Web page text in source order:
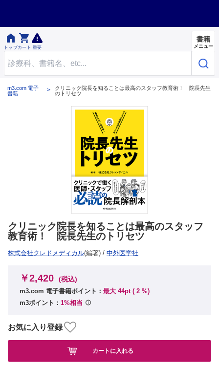

トップ

カート 重要
書籍
メニュー
m3.com 電子
書籍
クリニック院長を知ることは最高のスタッフ教育術！ 院長先生
のトリセツ
クリニック院長を知ることは最高のスタッフ
教育術！ 院長先生のトリセツ
株式会社クレドメディカル(編著) / 中外医学社
￥2,420 (税込)
m3.com 電子書籍ポイント： 最大 44pt ( 2 %)
m3ポイント： 1%相当
お気に入り登録
カートに入れる